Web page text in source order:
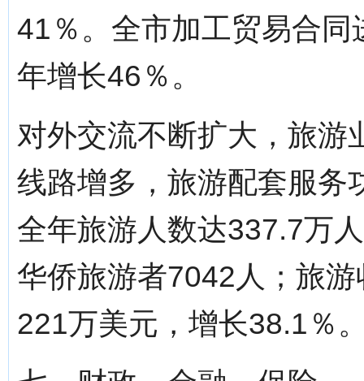
41％。全市加工贸易合
年增长46％。
对外交流不断扩大，旅游
线路增多，旅游配套服务
全年旅游人数达337.7万
华侨旅游者7042人；旅
221万美元，增长38.1％